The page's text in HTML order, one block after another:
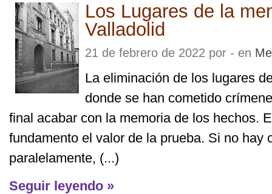
Los Lugares de la
Valladolid
21 de febrero de 2022 por - en
La eliminación de los lugares
donde se han cometido
final acabar con la memoria de los hechos.
fundamento el valor de la prueba. Si no hay
paralelamente, (...)
Seguir leyendo »